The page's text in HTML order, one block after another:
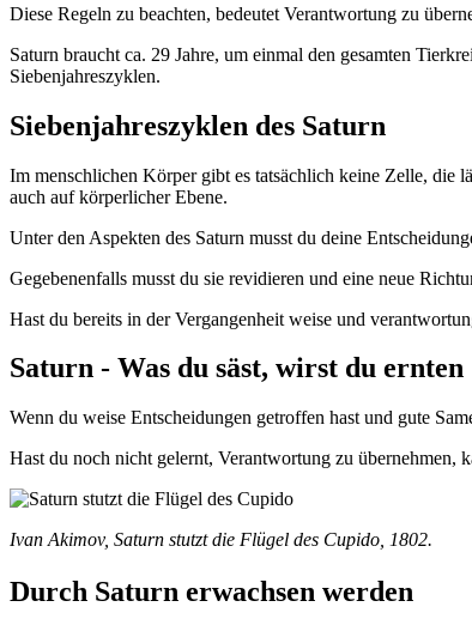
Diese Regeln zu beachten, bedeutet Verantwortung zu
Saturn braucht ca. 29 Jahre, um einmal den gesamten
Siebenjahreszyklen.
Siebenjahreszyklen des Saturn
Im menschlichen Körper gibt es tatsächlich keine Zelle, die
auch auf körperlicher Ebene.
Unter den Aspekten des Saturn musst du deine
Gegebenenfalls musst du sie revidieren und eine neue
Hast du bereits in der Vergangenheit weise und
Saturn - Was du säst, wirst du ernten
Wenn du weise Entscheidungen getroffen hast und gute
Hast du noch nicht gelernt, Verantwortung zu übernehmen,
Ivan Akimov, Saturn stutzt die Flügel des Cupido, 1802.
Durch Saturn erwachsen werden